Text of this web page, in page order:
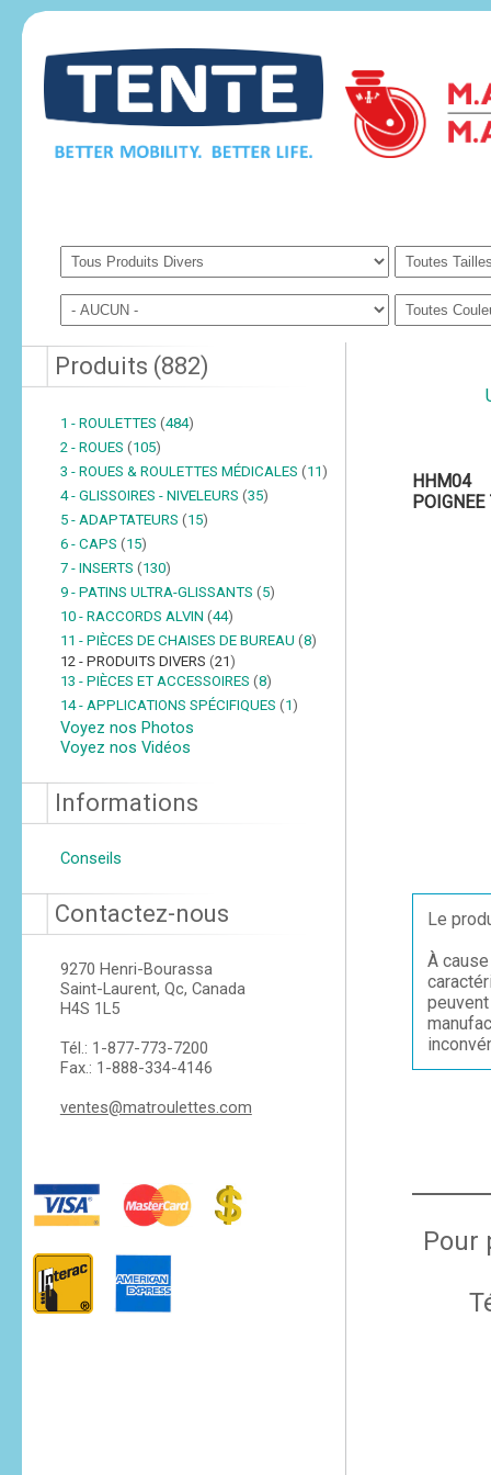
Produits (882)
1 - ROULETTES (484)
2 - ROUES (105)
3 - ROUES & ROULETTES MÉDICALES (11)
4 - GLISSOIRES - NIVELEURS (35)
5 - ADAPTATEURS (15)
6 - CAPS (15)
7 - INSERTS (130)
9 - PATINS ULTRA-GLISSANTS (5)
10 - RACCORDS ALVIN (44)
11 - PIÈCES DE CHAISES DE BUREAU (8)
12 - PRODUITS DIVERS (21)
13 - PIÈCES ET ACCESSOIRES (8)
14 - APPLICATIONS SPÉCIFIQUES (1)
Voyez nos Photos
Voyez nos Vidéos
Informations
Conseils
Contactez-nous
9270 Henri-Bourassa
Saint-Laurent, Qc, Canada
H4S 1L5
Tél.: 1-877-773-7200
Fax.: 1-888-334-4146
ventes@matroulettes.com
HHM04
Le
À
Pour